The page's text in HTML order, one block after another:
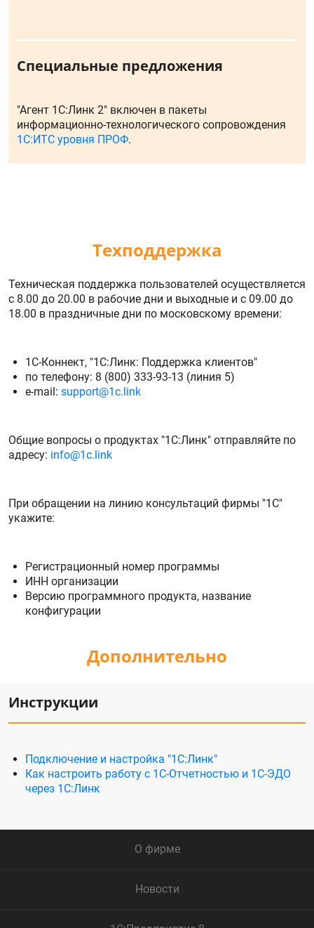
Специальные предложения
"Агент 1С:Линк 2" включен в пакеты
информационно-технологического сопровождения
1С:ИТС уровня ПРОФ.
Техподдержка
Техническая поддержка пользователей осуществляется
с 8.00 до 20.00 в рабочие дни и выходные и с 09.00 до
18.00 в праздничные дни по московскому времени:
1С-Коннект, "1С:Линк: Поддержка клиентов"
по телефону: 8 (800) 333-93-13 (линия 5)
e-mail: support@1c.link
Общие вопросы о продуктах "1С:Линк" отправляйте по
адресу: info@1c.link
При обращении на линию консультаций фирмы "1С"
укажите:
Регистрационный номер программы
ИНН организации
Версию программного продукта, название
конфигурации
Дополнительно
Инструкции
Подключение и настройка "1С:Линк"
Как настроить работу с 1С-Отчетностью и 1С-ЭДО
через 1С:Линк
О фирме
Новости